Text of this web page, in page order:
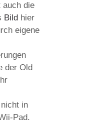
auch die
Bild hier
eigene
der Old
in
Pad.